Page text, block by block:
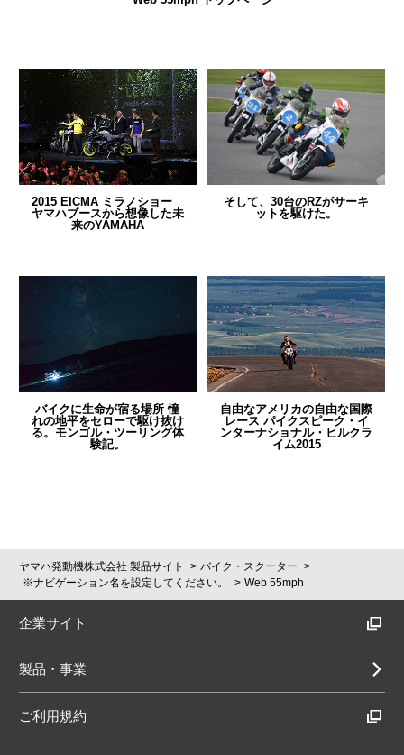
2015 EICMA ミラノショー
ヤマハブースから想像した未
来のYAMAHA
そして、30台のRZがサーキ
ットを駆けた。
バイクに生命が宿る場所 憧
れの地平をセローで駆け抜け
る。モンゴル・ツーリング体
験記。
自由なアメリカの自由な国際
レース パイクスピーク・イ
ンターナショナル・ヒルクラ
イム2015
ヤマハ発動機株式会社 製品サイト
バイク・スクーター
※ナビゲーション名を設定してください。
Web 55mph
企業サイト
製品・事業
ご利用規約